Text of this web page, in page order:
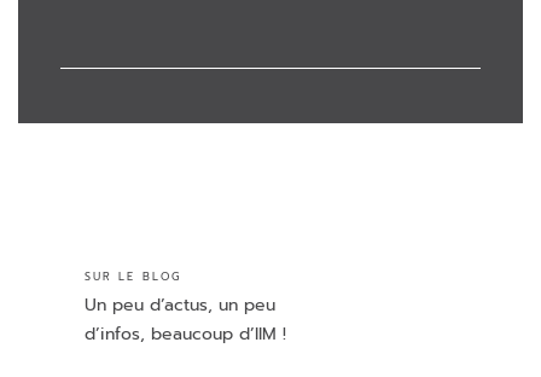
SUR LE BLOG
Un peu d’actus, un peu
d’infos, beaucoup d’IIM !